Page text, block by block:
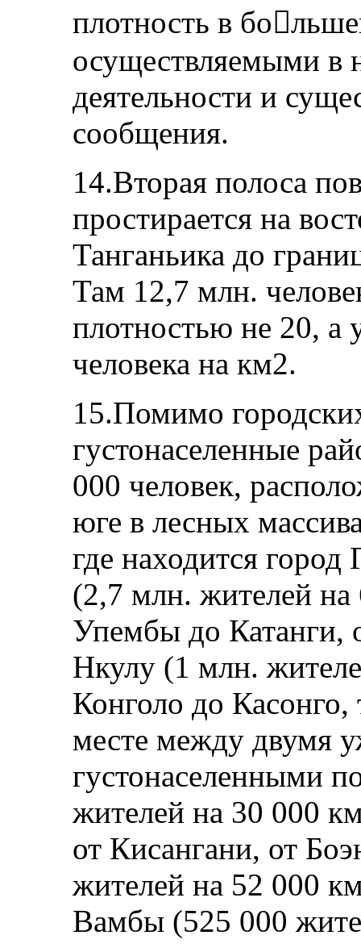
плотность в
осуществляемыми в
деятельности и
сообщения.
14.Вторая полоса
простирается на
Танганьика до
Там 12,7 млн.
плотностью не 20, а
человека на км2.
15.Помимо
густонаселенные
000 человек,
юге в лесных
где находится
(2,7 млн. жителей
Упембы до Катанги,
Нкулу (1 млн.
Конголо до Касонго,
месте между двумя
густонаселенными
жителей на 30 000
от Кисангани, от
жителей на 52 000
Вамбы (525 000